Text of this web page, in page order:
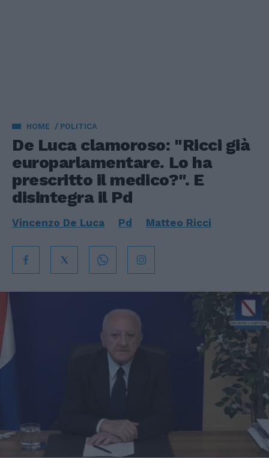
HOME POLITICA
De Luca clamoroso: "Ricci già
europarlamentare. Lo ha
prescritto il medico?". E
disintegra il Pd
Vincenzo De Luca Pd Matteo Ricci